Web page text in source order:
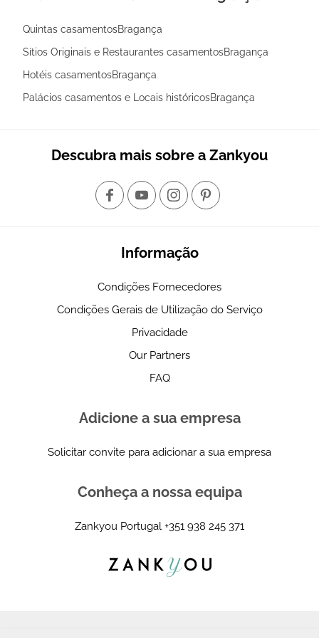
Quintas casamentosBragança
Sítios Originais e Restaurantes casamentosBragança
Hotéis casamentosBragança
Palácios casamentos e Locais históricosBragança
Descubra mais sobre a Zankyou
Informação
Condições Fornecedores
Condições Gerais de Utilização do Serviço
Privacidade
Our Partners
FAQ
Adicione a sua empresa
Solicitar convite para adicionar a sua empresa
Conheça a nossa equipa
Zankyou Portugal +351 938 245 371